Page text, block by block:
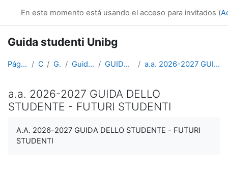
e-learning Unibg
En este momento está usando el acceso para invitados (
Guida studenti Unibg
Página Principal Cursos Generale Guida studenti Unibg GUIDA DELLO STUDENTE a.a. 2026-2027 GUIDA DELLO STUDENTE - FUTURI STUDENTI
a.a. 2026-2027 GUIDA DELLO
STUDENTE - FUTURI STUDENTI
A.A. 2026-2027 GUIDA DELLO STUDENTE - FUTURI
STUDENTI